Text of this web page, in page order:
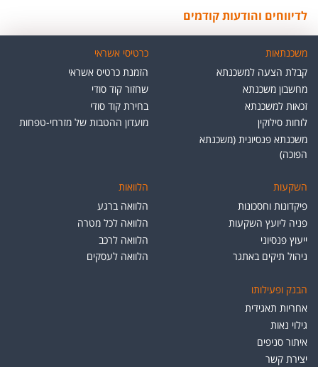
לדיווחים והודעות קודמים
משכנתאות
קבלת הצעה למשכנתא
מחשבון משכנתא
זכאות למשכנתא
לוחות סילוקין
משכנתא פנסיונית (משכנתא
הפוכה)
כרטיסי אשראי
הזמנת כרטיס אשראי
שחזור קוד סודי
בחירת קוד סודי
מועדון ההטבות של מזרחי-טפחות
השקעות
פיקדונות וחסכונות
פניה ליועץ השקעות
ייעוץ פנסיוני
ניהול תיקים באתגר
הלוואות
הלוואה ברגע
הלוואה לכל מטרה
הלוואה לרכב
הלוואה לעסקים
הבנק ופעילותו
אחריות תאגידית
גילוי נאות
איתור סניפים
יצירת קשר